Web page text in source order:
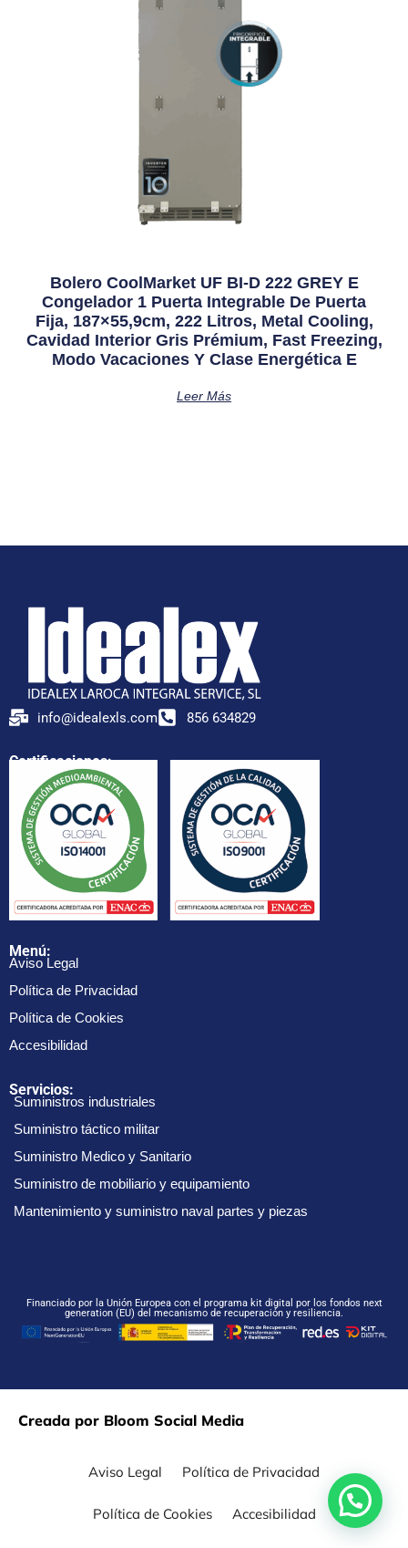
Bolero CoolMarket UF BI-D 222 GREY E
Congelador 1 Puerta Integrable De Puerta
Fija, 187×55,9cm, 222 Litros, Metal Cooling,
Cavidad Interior Gris Prémium, Fast Freezing,
Modo Vacaciones Y Clase Energética E
Leer Más
info@idealexls.com 856 634829
Certificaciones:
Menú:
Aviso Legal
Política de Privacidad
Política de Cookies
Accesibilidad
Servicios:
Suministros industriales
Suministro táctico militar
Suministro Medico y Sanitario
Suministro de mobiliario y equipamiento
Mantenimiento y suministro naval partes y piezas
Financiado por la Unión Europea con el programa kit digital por los fondos next
generation (EU) del mecanismo de recuperación y resiliencia.
Creada por Bloom Social Media
Aviso Legal Política de Privacidad
Política de Cookies Accesibilidad